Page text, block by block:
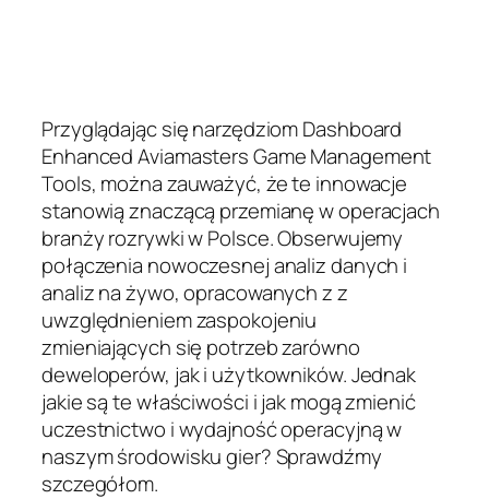
Przyglądając się narzędziom Dashboard
Enhanced Aviamasters Game Management
Tools, można zauważyć, że te innowacje
stanowią znaczącą przemianę w operacjach
branży rozrywki w Polsce. Obserwujemy
połączenia nowoczesnej analiz danych i
analiz na żywo, opracowanych z z
uwzględnieniem zaspokojeniu
zmieniających się potrzeb zarówno
deweloperów, jak i użytkowników. Jednak
jakie są te właściwości i jak mogą zmienić
uczestnictwo i wydajność operacyjną w
naszym środowisku gier? Sprawdźmy
szczegółom.